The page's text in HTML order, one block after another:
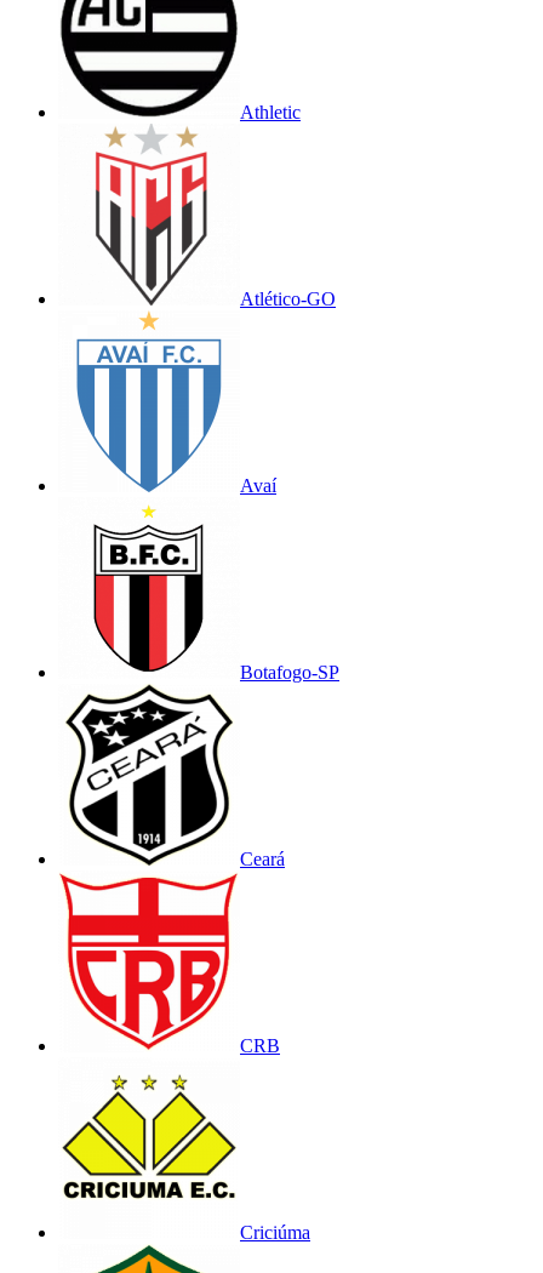
Athletic
Atlético-GO
Avaí
Botafogo-SP
Ceará
CRB
Criciúma